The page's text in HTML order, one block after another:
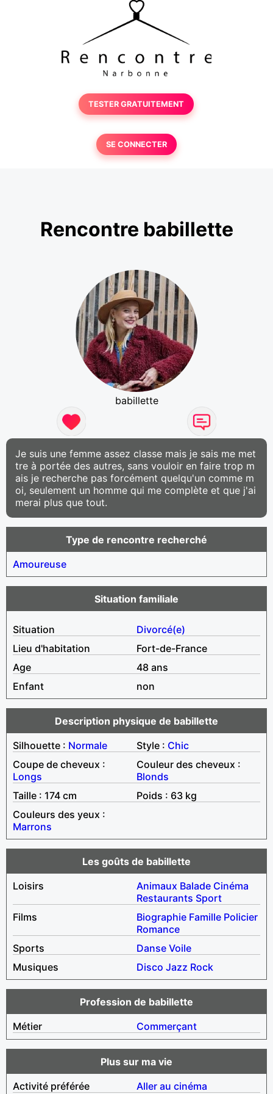
TESTER GRATUITEMENT
SE CONNECTER
Rencontre babillette
babillette
Je suis une femme assez classe mais je sais me met
tre à portée des autres, sans vouloir en faire trop m
ais je recherche pas forcément quelqu'un comme m
oi, seulement un homme qui me complète et que j'ai
merai plus que tout.
Type de rencontre recherché
Amoureuse
Situation familiale
Situation
Divorcé(e)
Lieu d'habitation
Fort-de-France
Age
48 ans
Enfant
non
Description physique de babillette
Silhouette : Normale Style : Chic
Coupe de cheveux :
Longs
Couleur des cheveux :
Blonds
Taille : 174 cm
Poids : 63 kg
Couleurs des yeux :
Marrons
Les goûts de babillette
Loisirs
Animaux Balade Cinéma
Restaurants Sport
Films
Biographie Famille Policier
Romance
Sports
Danse Voile
Musiques
Disco Jazz Rock
Profession de babillette
Métier
Commerçant
Plus sur ma vie
Activité préférée
Aller au cinéma